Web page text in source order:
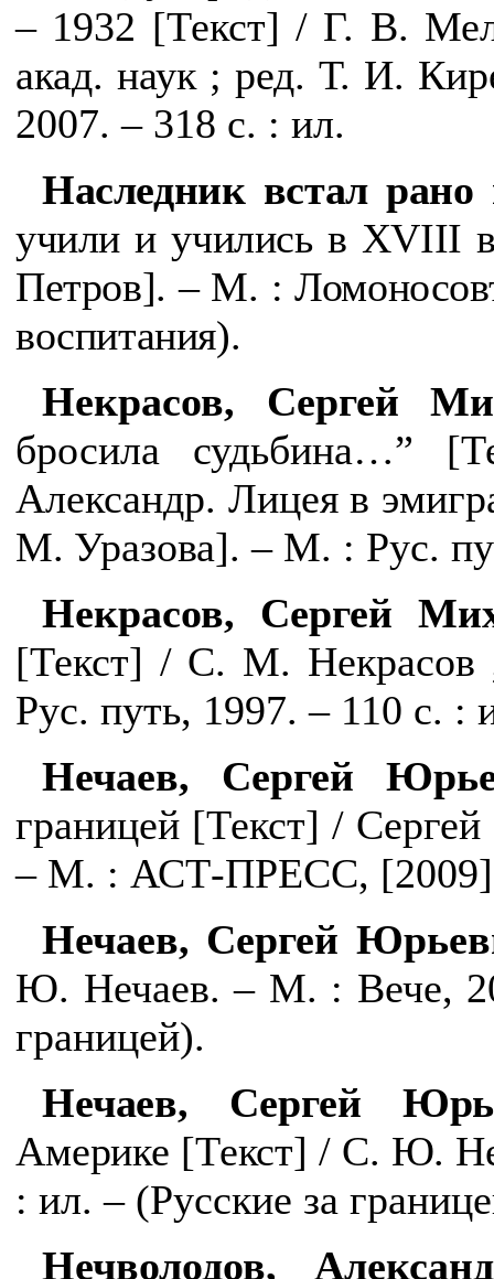
– 1932 [Текст] / Г. В.
акад. наук ; ред. Т. И.
2007. – 318 с. : ил.
Наследник встал
учили и учились в ХVІІІ
Петров]. – М. :
воспитания).
Некрасов, Сергей
бросила судьбина…”
Александр. Лицея в
М. Уразова]. – М. : Рус.
Некрасов, Сергей
[Текст] / С. М. Некрасов
Рус. путь, 1997. – 110 с. :
Нечаев, Сергей
границей [Текст] /
– М. : АСТ-ПРЕСС, [2009].
Нечаев, Сергей
Ю. Нечаев. – М. : Вече,
границей).
Нечаев, Сергей
Америке [Текст] / С. Ю.
: ил. – (Русские за
Нечволодов,